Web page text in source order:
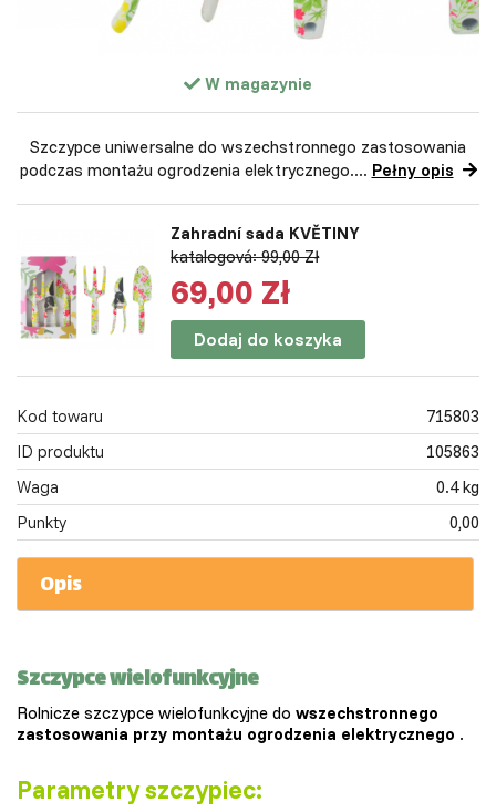
W magazynie
Szczypce uniwersalne do wszechstronnego zastosowania
podczas montażu ogrodzenia elektrycznego.... Pełny opis
Zahradní sada KVĚTINY
katalogová: 99,00 Zł
69,00 Zł
Dodaj do koszyka
Kod towaru
715803
ID produktu
105863
Waga
0.4 kg
Punkty
0,00
Opis
Szczypce wielofunkcyjne
Rolnicze szczypce wielofunkcyjne do wszechstronnego
zastosowania przy montażu ogrodzenia elektrycznego .
Parametry szczypiec: